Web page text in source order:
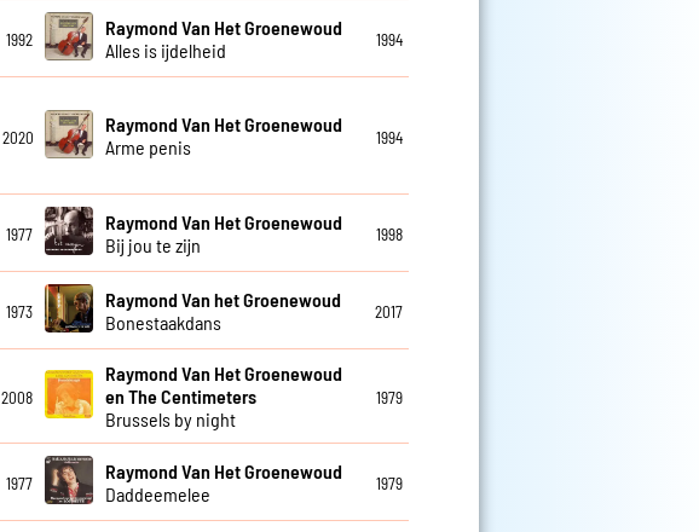
1992
Raymond Van Het Groenewoud
Alles is ijdelheid
1994
2020
Raymond Van Het Groenewoud
Arme penis
1994
1977
Raymond Van Het Groenewoud
Bij jou te zijn
1998
1973
Raymond Van het Groenewoud
Bonestaakdans
2017
2008
Raymond Van Het Groenewoud
en The Centimeters
Brussels by night
1979
1977
Raymond Van Het Groenewoud
Daddeemelee
1979